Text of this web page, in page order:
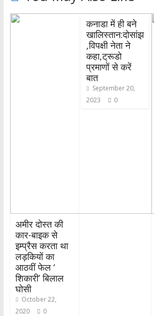
अमीर दोस्त की
कार-बाइक से
इम्प्रैस करता था
लड़कियों का
आठवीं फेल ‘
शिकारी’ बिलाल
घोसी
October 22,
2020
0
कनाडा में ही बने
खालिस्तान:दोसांझ
,विपक्षी नेता ने
कहा,ट्रूडो
प्रमाणों से करें
बात
September 20,
2023
0